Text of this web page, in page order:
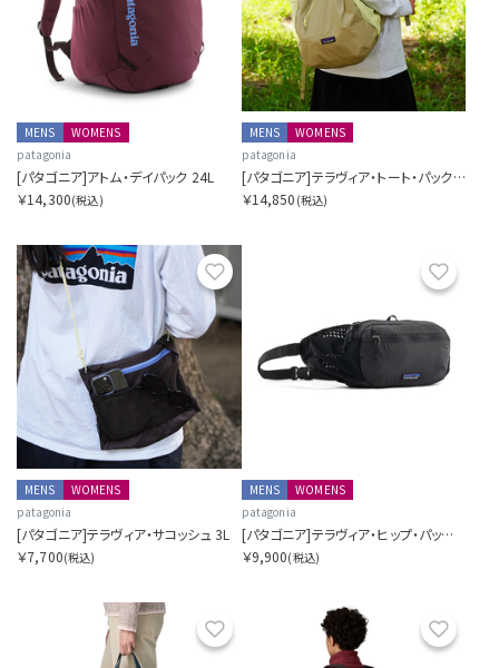
MENS
WOMENS
patagonia
[パタゴニア]アトム・デイパック 24L
￥14,300(税込)
MENS
WOMENS
patagonia
[パタゴニア]テラヴィア・トート・パック 24L
￥14,850 (税込)
お気に入り
MENS
WOMENS
patagonia
[パタゴニア]テラヴィア・サコッシュ 3L
￥7,700(税込)
MENS
WOMENS
patagonia
[パタゴニア]テラヴィア・ヒップ・パック 4L
￥9,900(税込)
お気に入り